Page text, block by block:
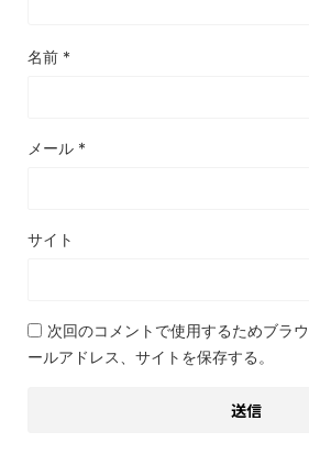
名前 *
メール *
サイト
次回のコメントで使用するためブラ
ールアドレス、サイトを保存する。